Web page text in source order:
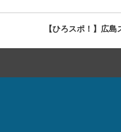
【ひろスポ！】広